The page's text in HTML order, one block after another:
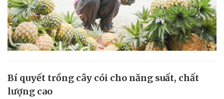
Bí quyết trồng cây cói cho năng suất, chất
lượng cao